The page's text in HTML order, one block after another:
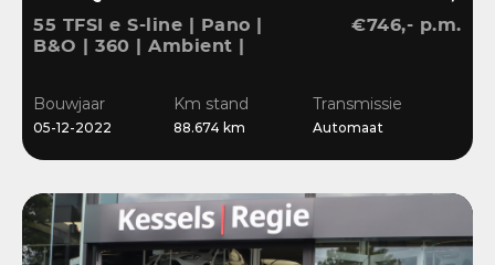
55 TFSI e S-line | Pano |
B&O | 360 | Ambient |
€746,- p.m.
Bouwjaar
05-12-2022
Km stand
88.674 km
Transmissie
Automaat